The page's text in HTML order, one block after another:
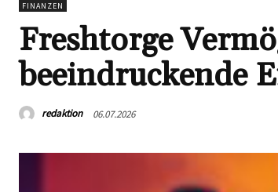
FINANZEN
Freshtorge
beeindruckende
redaktion 06.07.2026